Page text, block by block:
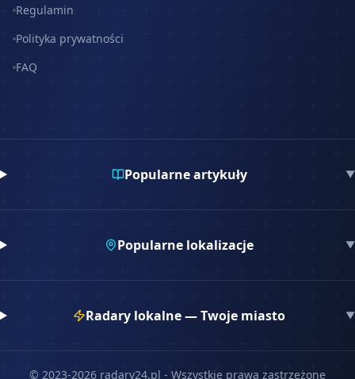
Regulamin
Polityka prywatności
FAQ
Popularne artykuły ▼
Popularne lokalizacje ▼
Radary lokalne — Twoje miasto ▼
© 2023-2026 radary24.pl - Wszystkie prawa zastrzeżone